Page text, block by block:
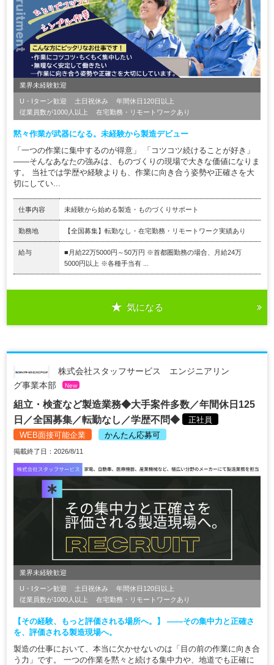
業界未経験歓迎
U・Iターン歓迎 土日祝休み
年間休日120日以上
従業員数が1000人以上
在宅勤務・リモートワークあり
黙々作業が武器になる。未経験から製造デビュー
「一つの作業に集中するのが得意」 「コツコツ続けることが好き」
――そんなあなたの強みは、ものづくりの現場で大きな価値になりま
す。 当社では学歴や経験よりも、作業に向き合う姿勢や正確さを大
切にしてい...
仕事内容 未経験から始める製造・ものづくりサポート
勤務地 【全国募集】転勤なし・在宅勤務・リモートワーク実績あり
給与
■月給22万5000円～50万円 ※首都圏勤務の場合、月給24万
5000円以上 ※各種手当有 ...
気になる
株式会社スタッフサービス エンジニアリン
グ事業本部
New
組立・検査など製造業務◆大手案件多数／年間休日125
日／全国募集／転勤なし／学歴不問◆
正社員
WEB面接可能企業
かんたん応募可
掲載終了日：2026/8/11
業界未経験歓迎
U・Iターン歓迎 土日祝休み
年間休日120日以上
従業員数が1000人以上
在宅勤務・リモートワークあり
【その経験、もっと評価される場所へ。】 ――その集中力と正確さ
を、評価される製造現場へ。
製造の仕事において、本当に欠かせないのは「目の前の作業に向き合
う力」です。 一つの作業を黙々と続ける集中力や、地道でも正確に